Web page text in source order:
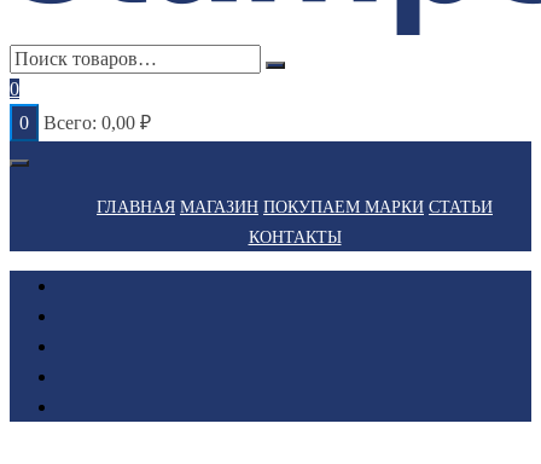
0
0
Всего: 0,00 ₽
ГЛАВНАЯ МАГАЗИН ПОКУПАЕМ МАРКИ СТАТЬИ
КОНТАКТЫ